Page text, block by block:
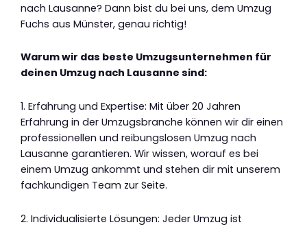
nach Lausanne? Dann bist du bei uns, dem Umzug
Fuchs aus Münster, genau richtig!
Warum wir das beste Umzugsunternehmen für
deinen Umzug nach Lausanne sind:
1. Erfahrung und Expertise: Mit über 20 Jahren
Erfahrung in der Umzugsbranche können wir dir einen
professionellen und reibungslosen Umzug nach
Lausanne garantieren. Wir wissen, worauf es bei
einem Umzug ankommt und stehen dir mit unserem
fachkundigen Team zur Seite.
2. Individualisierte Lösungen: Jeder Umzug ist